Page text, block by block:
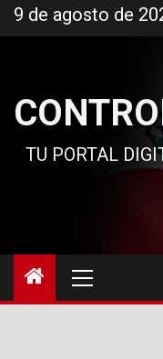
al
9 de agosto de
TU PORTAL
principal